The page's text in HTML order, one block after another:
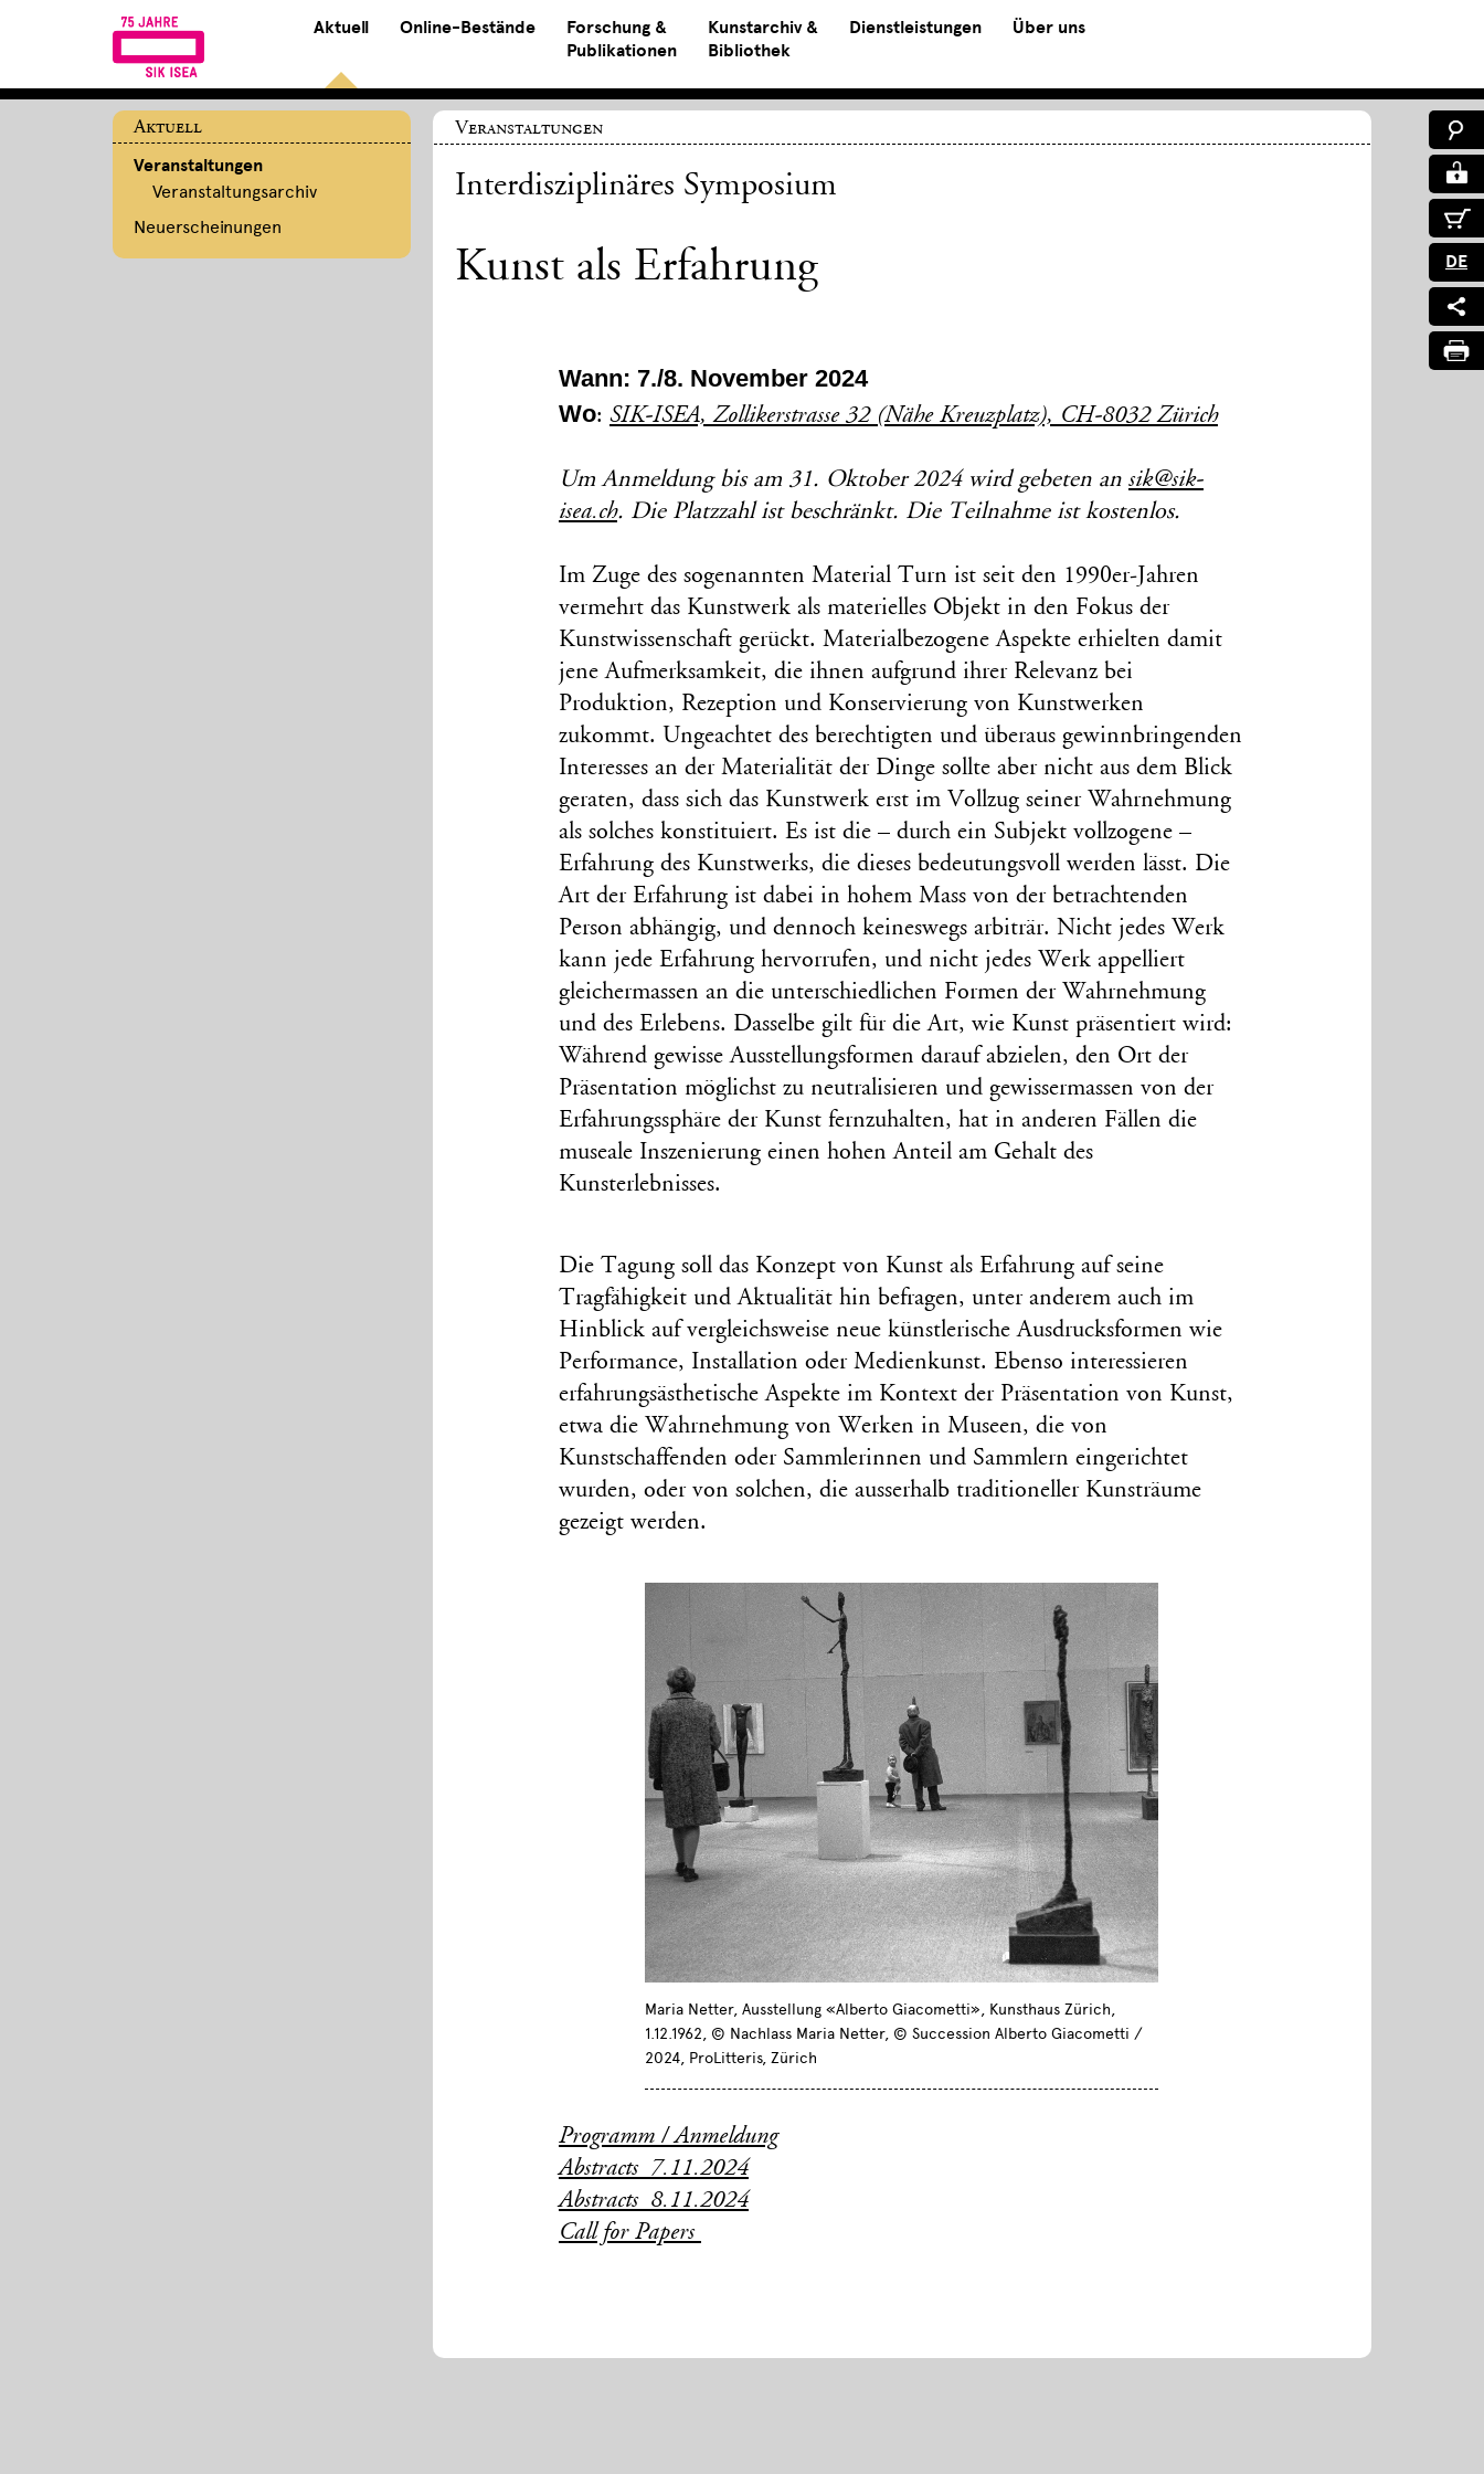
Aktuell Online-Bestände
Forschung &
Publikationen
Kunstarchiv &
Bibliothek
Dienstleistungen Über uns
DE
Aktuell
Veranstaltungen
Veranstaltungsarchiv
Neuerscheinungen
Veranstaltungen
Interdisziplinäres Symposium
Kunst als Erfahrung
Wann: 7./8. November 2024
Wo: SIK-ISEA, Zollikerstrasse 32 (Nähe Kreuzplatz), CH-8032 Zürich
Um Anmeldung bis am 31. Oktober 2024 wird gebeten an sik@sik-
isea.ch. Die Platzzahl ist beschränkt. Die Teilnahme ist kostenlos.
Im Zuge des sogenannten Material Turn ist seit den 1990er-Jahren
vermehrt das Kunstwerk als materielles Objekt in den Fokus der
Kunstwissenschaft gerückt. Materialbezogene Aspekte erhielten damit
jene Aufmerksamkeit, die ihnen aufgrund ihrer Relevanz bei
Produktion, Rezeption und Konservierung von Kunstwerken
zukommt. Ungeachtet des berechtigten und überaus gewinnbringenden
Interesses an der Materialität der Dinge sollte aber nicht aus dem Blick
geraten, dass sich das Kunstwerk erst im Vollzug seiner Wahrnehmung
als solches konstituiert. Es ist die – durch ein Subjekt vollzogene –
Erfahrung des Kunstwerks, die dieses bedeutungsvoll werden lässt. Die
Art der Erfahrung ist dabei in hohem Mass von der betrachtenden
Person abhängig, und dennoch keineswegs arbiträr. Nicht jedes Werk
kann jede Erfahrung hervorrufen, und nicht jedes Werk appelliert
gleichermassen an die unterschiedlichen Formen der Wahrnehmung
und des Erlebens. Dasselbe gilt für die Art, wie Kunst präsentiert wird:
Während gewisse Ausstellungsformen darauf abzielen, den Ort der
Präsentation möglichst zu neutralisieren und gewissermassen von der
Erfahrungssphäre der Kunst fernzuhalten, hat in anderen Fällen die
museale Inszenierung einen hohen Anteil am Gehalt des
Kunsterlebnisses.
Die Tagung soll das Konzept von Kunst als Erfahrung auf seine
Tragfähigkeit und Aktualität hin befragen, unter anderem auch im
Hinblick auf vergleichsweise neue künstlerische Ausdrucksformen wie
Performance, Installation oder Medienkunst. Ebenso interessieren
erfahrungsästhetische Aspekte im Kontext der Präsentation von Kunst,
etwa die Wahrnehmung von Werken in Museen, die von
Kunstschaffenden oder Sammlerinnen und Sammlern eingerichtet
wurden, oder von solchen, die ausserhalb traditioneller Kunsträume
gezeigt werden.
Maria Netter, Ausstellung «Alberto Giacometti», Kunsthaus Zürich,
1.12.1962, © Nachlass Maria Netter, © Succession Alberto Giacometti /
2024, ProLitteris, Zürich
Programm / Anmeldung
Abstracts_7.11.2024
Abstracts_8.11.2024
Call for Papers